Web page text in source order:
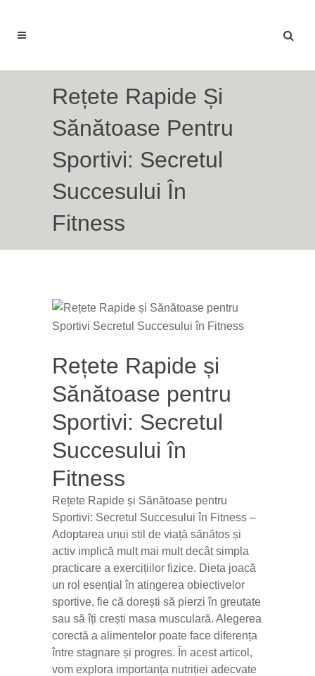
Rețete Rapide Și
Sănătoase Pentru
Sportivi: Secretul
Succesului În
Fitness
Rețete Rapide și
Sănătoase pentru
Sportivi: Secretul
Succesului în
Fitness
Rețete Rapide și Sănătoase pentru
Sportivi: Secretul Succesului în Fitness –
Adoptarea unui stil de viață sănătos și
activ implică mult mai mult decât simpla
practicare a exercițiilor fizice. Dieta joacă
un rol esențial în atingerea obiectivelor
sportive, fie că dorești să pierzi în greutate
sau să îți crești masa musculară. Alegerea
corectă a alimentelor poate face diferența
între stagnare și progres. În acest articol,
vom explora importanța nutriției adecvate